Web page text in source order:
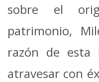
sobre el
patrimonio,
razón de esta
atravesar con